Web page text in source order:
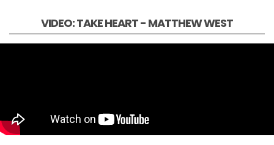
VIDEO: TAKE HEART - MATTHEW WEST